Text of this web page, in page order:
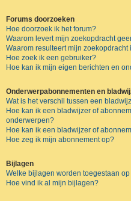
Forums doorzoeken
Hoe doorzoek ik het forum?
Waarom levert mijn zoekopdracht
Waarom resulteert mijn
Hoe zoek ik een gebruiker?
Hoe kan ik mijn eigen berichten en
Onderwerpabonnementen en
Wat is het verschil tussen een
Hoe kan ik een bladwijzer of
onderwerpen?
Hoe kan ik een bladwijzer of
Hoe zeg ik mijn abonnement op?
Bijlagen
Welke bijlagen worden toegestaan
Hoe vind ik al mijn bijlagen?